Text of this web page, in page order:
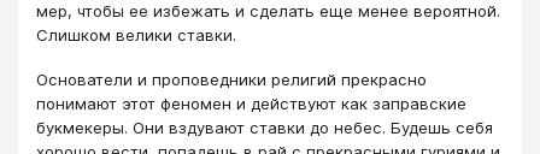
мер, чтобы ее избежать и сделать еще менее вероятной.
Слишком велики ставки.
Основатели и проповедники религий прекрасно
понимают этот феномен и действуют как заправские
букмекеры. Они вздувают ставки до небес. Будешь себя